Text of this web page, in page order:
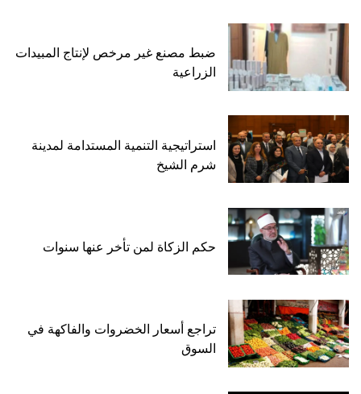
ضبط مصنع غير مرخص لإنتاج المبيدات
الزراعية
استراتيجية التنمية المستدامة لمدينة
شرم الشيخ
حكم الزكاة لمن تأخر عنها سنوات
تراجع أسعار الخضروات والفاكهة في
السوق